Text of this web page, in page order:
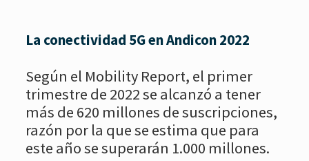
La conectividad 5G en Andicon 2022
Según el Mobility Report, el primer
trimestre de 2022 se alcanzó a tener
más de 620 millones de suscripciones,
razón por la que se estima que para
este año se superarán 1.000 millones.